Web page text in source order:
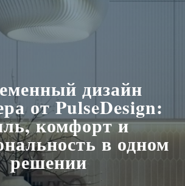
дизайн
от PulseDesign:
комфорт и
в одном
решении